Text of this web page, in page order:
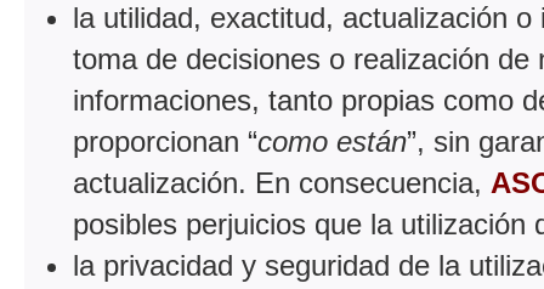
la utilidad, exactitud, actualización
toma de decisiones o realización
informaciones, tanto propias como
proporcionan “como están”, sin
actualización. En consecuencia,
posibles perjuicios que la utilización
la privacidad y seguridad de la